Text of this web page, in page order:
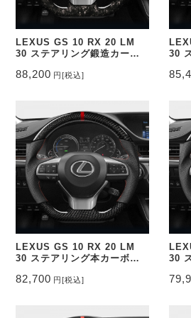
LEXUS GS 10 RX 20 LM
30 ステアリング鍛造カーボ
マーク有り CEEHOR-
88,200 円[税込]
30
マー
LEXUS GS 10 RX 20 LM
30 ステアリング本カーボン&
ク有り CEEHOR-393_CARO
82,700 円 [税込]
30
ク